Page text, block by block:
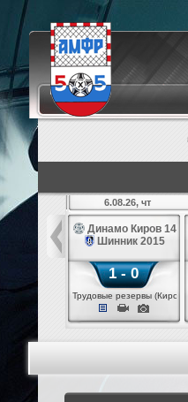
белые 14
6.08.26, чт
Динамо Киров 14
Шинник 2015
1 - 0
Трудовые резервы (Киров)